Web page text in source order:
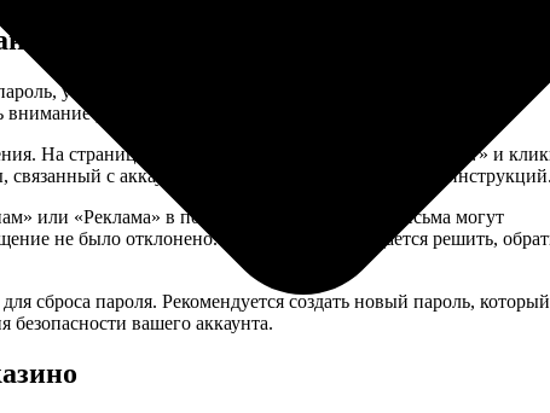
пароль
указанные при регистрации. Если возникли трудности,
внимание регистру символов и наличию пробелов.
На странице входа найдите ссылку «Забыли пароль?» и
связанный с аккаунтом, для получения дальнейших инструкций.
или «Реклама» в почтовом ящике. Иногда письма могут
не было отклонено. Если проблем не удается решить,
сброса пароля. Рекомендуется создать новый пароль, который
вашего аккаунта.